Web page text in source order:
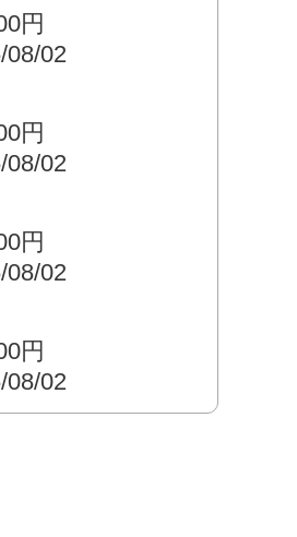
円
08/02
円
08/02
円
08/02
円
08/02